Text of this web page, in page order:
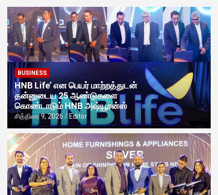
BUSINESS
HNB Life’ என பெயர் மாற்றத்துடன்
தன்னுடைய 25 ஆண்டுகளை
கொண்டாடும் HNB அஷ்யூரன்ஸ்
சித்திரை 9, 2026 Editor